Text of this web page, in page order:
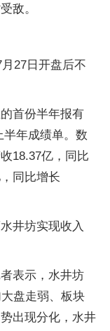
敌。
27日开盘后不
首份半年报有
半年成绩单。数
18.37亿，同比
同比增长
井坊实现收入
表示，水井坊
盘走弱、板块
出现分化，水井